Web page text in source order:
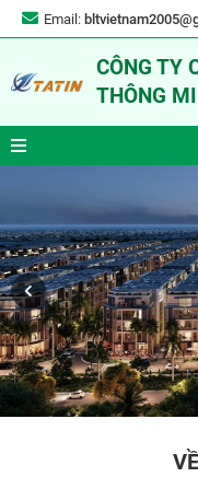
Email:
CÔNG TY
THÔNG